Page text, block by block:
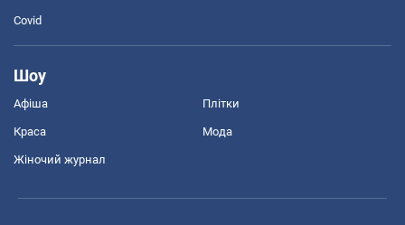
Covid
Шоу
Афіша Плітки
Краса Мода
Жіночий журнал